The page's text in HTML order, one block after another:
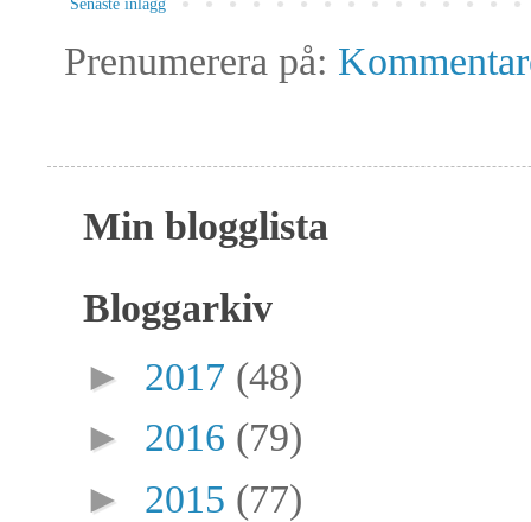
Senaste inlägg
Prenumerera på:
Min blogglista
Bloggarkiv
► 2017 (48)
► 2016 (79)
► 2015 (77)